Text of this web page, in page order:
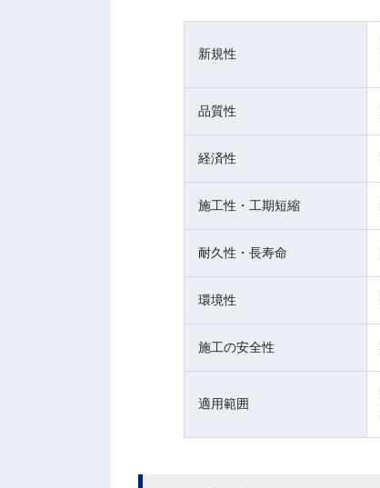
新規性
品質性
経済性
施工性・工期短縮
耐久性・長寿命
環境性
施工の安全性
適用範囲